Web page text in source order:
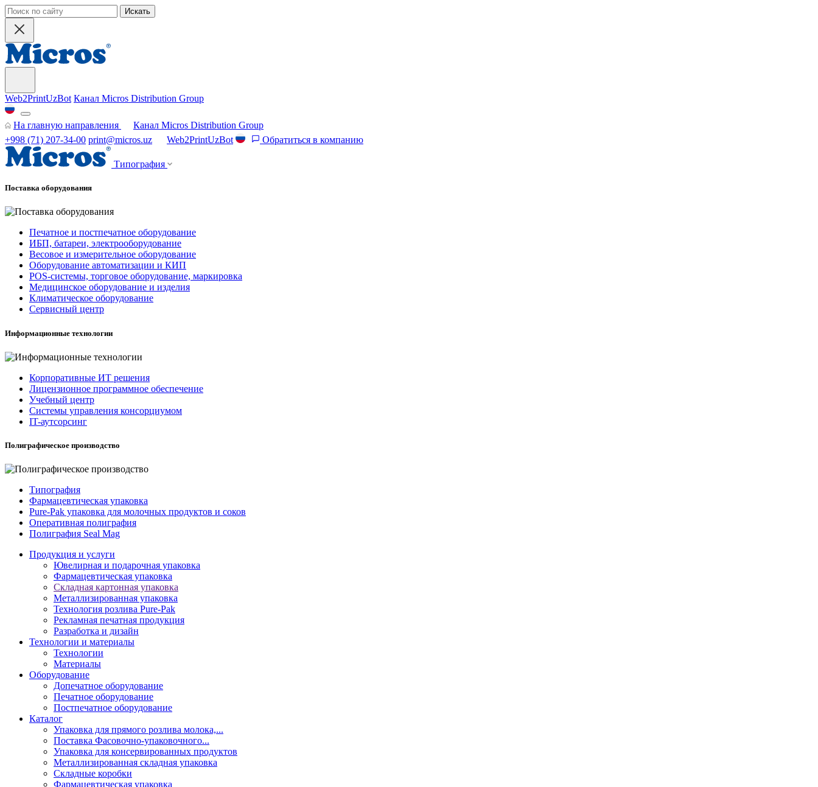
Искать
Web2PrintUzBot Канал Micros Distribution Group
На главную направления
Канал Micros Distribution Group
+998 (71) 207-34-00 print@micros.uz Web2PrintUzBot Обратиться в компанию
Типография
Поставка оборудования
Печатное и постпечатное оборудование
ИБП, батареи, электрооборудование
Весовое и измерительное оборудование
Оборудование автоматизации и КИП
POS-системы, торговое оборудование, маркировка
Медицинское оборудование и изделия
Климатическое оборудование
Сервисный центр
Информационные технологии
Корпоративные ИТ решения
Лицензионное программное обеспечение
Учебный центр
Системы управления консорциумом
IT-аутсорсинг
Полиграфическое производство
Типография
Фармацевтическая упаковка
Pure-Pak упаковка для молочных продуктов и соков
Оперативная полиграфия
Полиграфия Seal Mag
Продукция и услуги
Ювелирная и подарочная упаковка
Фармацевтическая упаковка
Складная картонная упаковка
Металлизированная упаковка
Технология розлива Pure-Pak
Рекламная печатная продукция
Разработка и дизайн
Технологии и материалы
Технологии
Материалы
Оборудование
Допечатное оборудование
Печатное оборудование
Постпечатное оборудование
Каталог
Упаковка для прямого розлива молока,...
Поставка Фасовочно-упаковочного...
Упаковка для консервированных продуктов
Металлизированная складная упаковка
Складные коробки
Фармацевтическая упаковка